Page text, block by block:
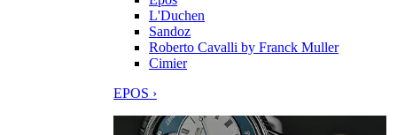
L'Duchen
Sandoz
Roberto Cavalli by Franck Muller
Cimier
EPOS ›